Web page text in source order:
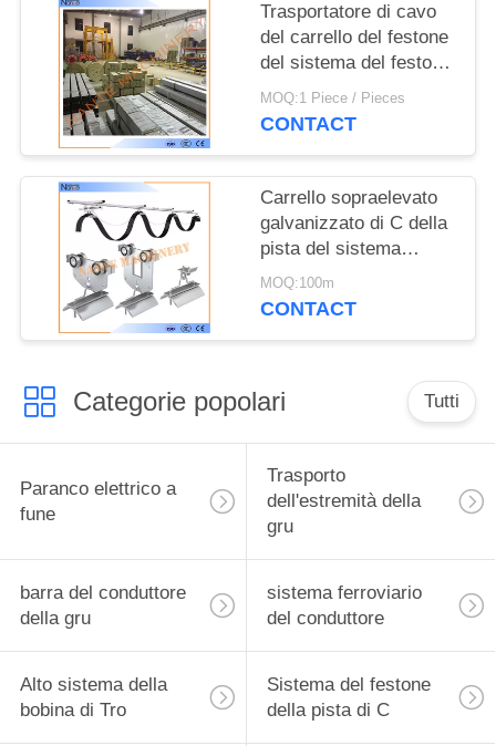
Trasportatore di cavo
del carrello del festone
del sistema del festone
della pista di
resistenza della
MOQ:1 Piece / Pieces
CONTACT
Carrello sopraelevato
galvanizzato di C della
pista del sistema
d'acciaio del festone
per i cavi piani
MOQ:100m
CONTACT
Categorie popolari Tutti
Paranco elettrico a
fune
Trasporto
dell'estremità della
gru
barra del conduttore
della gru
sistema ferroviario
del conduttore
Alto sistema della
bobina di Tro
Sistema del festone
della pista di C